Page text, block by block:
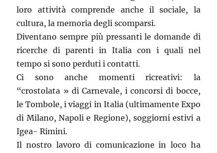
loro attività comprende anche il sociale, la
cultura, la memoria degli scomparsi.
Diventano sempre più pressanti le domande di
ricerche di parenti in Italia con i quali nel
tempo si sono perduti i contatti.
Ci sono anche momenti ricreativi: la
“crostolata » di Carnevale, i concorsi di bocce,
le Tombole, i viaggi in Italia (ultimamente Expo
di Milano, Napoli e Regione), soggiorni estivi a
Igea- Rimini.
Il nostro lavoro di comunicazione in loco ha